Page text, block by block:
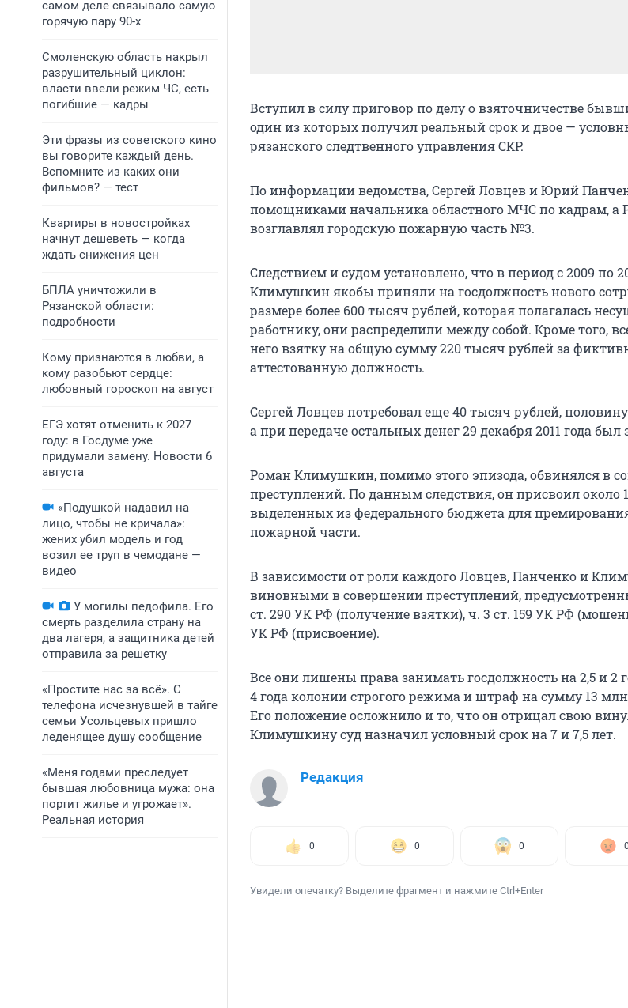
самом деле связывало самую
горячую пару 90-х
Смоленскую область накрыл
разрушительный циклон:
власти ввели режим ЧС, есть
погибшие — кадры
Эти фразы из советского кино
вы говорите каждый день.
Вспомните из каких они
фильмов? — тест
Квартиры в новостройках
начнут дешеветь — когда
ждать снижения цен
БПЛА уничтожили в
Рязанской области:
подробности
Кому признаются в любви, а
кому разобьют сердце:
любовный гороскоп на август
ЕГЭ хотят отменить к 2027
году: в Госдуме уже
придумали замену. Новости 6
августа
«Подушкой надавил на
лицо, чтобы не кричала»:
жених убил модель и год
возил ее труп в чемодане —
видео
У могилы педофила. Его
смерть разделила страну на
два лагеря, а защитника детей
отправила за решетку
«Простите нас за всё». С
телефона исчезнувшей в тайге
семьи Усольцевых пришло
леденящее душу сообщение
«Меня годами преследует
бывшая любовница мужа: она
портит жилье и угрожает».
Реальная история
Вступил в силу приговор по делу о взяточничестве
один из которых получил реальный срок и двое —
рязанского следтвенного управления СКР.
По информации ведомства, Сергей Ловцев и Юрий
помощниками начальника областного МЧС по кадрам,
возглавлял городскую пожарную часть №3.
Следствием и судом установлено, что в период с 2009 по
Климушкин якобы приняли на госдолжность нового
размере более 600 тысяч рублей, которая полагалась
работнику, они распределили между собой. Кроме того,
него взятку на общую сумму 220 тысяч рублей за
аттестованную должность.
Сергей Ловцев потребовал еще 40 тысяч рублей,
а при передаче остальных денег 29 декабря 2011 года был
Роман Климушкин, помимо этого эпизода, обвинялся в
преступлений. По данным следствия, он присвоил около
выделенных из федерального бюджета для
пожарной части.
В зависимости от роли каждого Ловцев, Панченко и
виновными в совершении преступлений,
ст. 290 УК РФ (получение взятки), ч. 3 ст. 159 УК РФ
УК РФ (присвоение).
Все они лишены права занимать госдолжность на 2,5 и 2
4 года колонии строгого режима и штраф на сумму 13
Его положение осложнило и то, что он отрицал свою
Климушкину суд назначил условный срок на 7 и 7,5 лет.
Редакция
0 0 0 0
Увидели опечатку? Выделите фрагмент и нажмите Ctrl+Enter